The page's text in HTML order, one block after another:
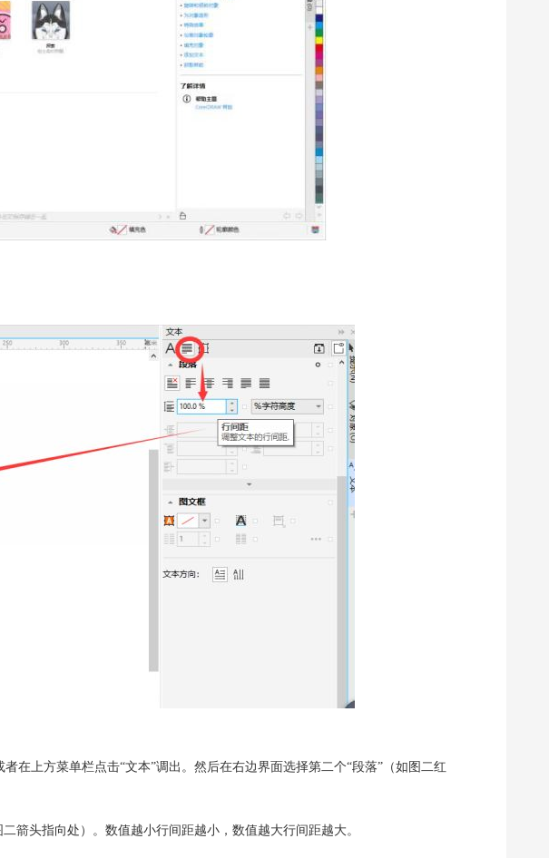
在上方菜单栏点击“文本”调出。然后在右边界面选择第二个“段落”（如图二红
箭头指向处）。数值越小行间距越小，数值越大行间距越大。